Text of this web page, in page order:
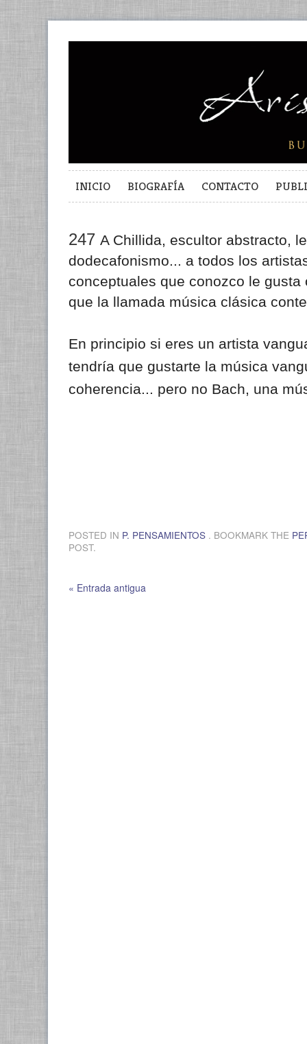
INICIO BIOGRAFÍA CONTACTO
247 A Chillida, escultor abstracto,
dodecafonismo... a todos los
conceptuales que conozco le gusta
que la llamada música clásica
En principio si eres un artista
tendría que gustarte la música
coherencia... pero no Bach, una
POSTED IN P. PENSAMIENTOS . BOOKMARK THE
POST.
« Entrada antigua